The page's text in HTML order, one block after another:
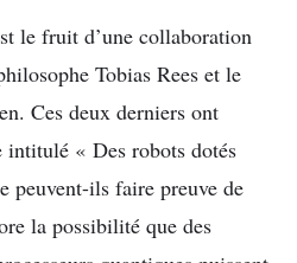
le fruit d’une collaboration
Tobias Rees et le
Ces deux derniers ont
« Des robots dotés
peuvent-ils faire preuve de
la possibilité que des